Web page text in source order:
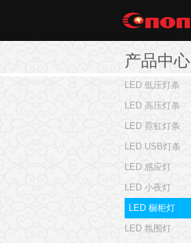
产品中心
LED 低压灯条
LED 高压灯条
LED 霓虹灯条
LED USB灯条
LED 感应灯
LED 小夜灯
LED 橱柜灯
LED 氛围灯